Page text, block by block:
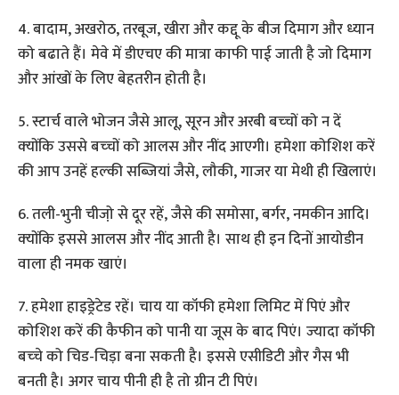
4. बादाम, अखरोठ, तरबूज, खीरा और कद्दू के बीज दिमाग और ध्‍यान
को बढाते हैं। मेवे में डीएचए की मात्रा काफी पाई जाती है जो दिमाग
और आंखों के लिए बेहतरीन होती है।
5. स्टार्च वाले भोजन जैसे आलू, सूरन और अरबी बच्‍चों को न दें
क्‍योंकि उससे बच्‍चों को आलस और नींद आएगी। हमेशा कोशिश करें
की आप उनहें हल्‍की सब्जियां जैसे, लौकी, गाजर या मेथी ही खिलाएं।
6. तली-भुनी चीजो़ से दूर रहें, जैसे की समोसा, बर्गर, नमकीन आदि।
क्‍योंकि इससे आलस और नींद आती है। साथ ही इन दिनों आयोडीन
वाला ही नमक खाएं।
7. हमेशा हाइड्रेटेड रहें। चाय या कॉफी हमेशा लिमिट में पिएं और
कोशिश करें की कैफीन को पानी या जूस के बाद पिएं। ज्‍यादा कॉफी
बच्‍चे को चिड-चिड़ा बना सकती है। इससे एसीडिटी और गैस भी
बनती है। अगर चाय पीनी ही है तो ग्रीन टी पिएं।